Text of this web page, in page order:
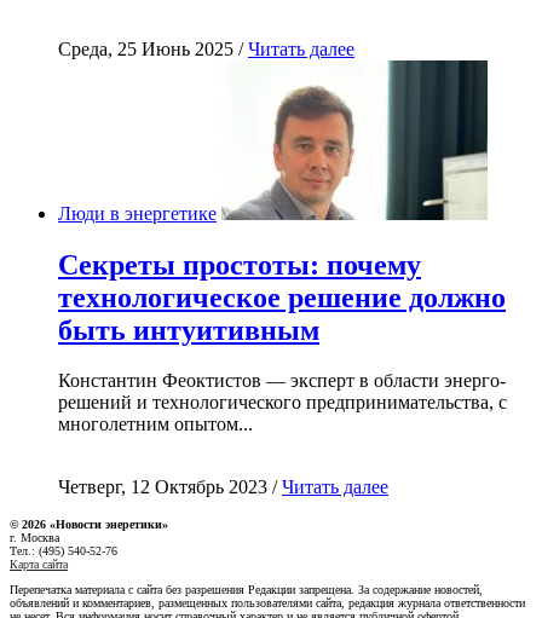
Среда, 25 Июнь 2025 /Читать далее
Люди в энергетике
Секреты простоты: почему
технологическое решение должно
быть интуитивным
Константин Феоктистов — эксперт в области энерго-
решений и технологического предпринимательства, с
многолетним опытом...
Четверг, 12 Октябрь 2023 /Читать далее
© 2026 «Новости энеретики»
г. Москва
Тел.: (495) 540-52-76
Карта сайта
Перепечатка материала с сайта без разрешения Редакции запрещена. За содержание новостей,
объявлений и комментариев, размещенных пользователями сайта, редакция журнала ответственности